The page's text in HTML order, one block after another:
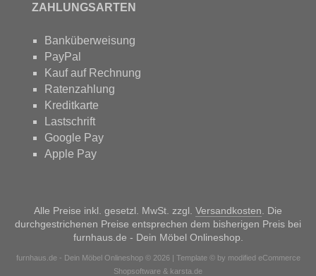
ZAHLUNGSARTEN
Banküberweisung
PayPal
Kauf auf Rechnung
Ratenzahlung
Kreditkarte
Lastschrift
Google Pay
Apple Pay
Alle Preise inkl. gesetzl. MwSt. zzgl. Versandkosten . Die
durchgestrichenen Preise entsprechen dem bisherigen Preis bei
furnhaus.de - Dein Möbel Onlineshop.
furnhaus.de - Dein Möbel Onlineshop © 2026 | Template © by modified eCommerce
Shopsoftware & karsta.de